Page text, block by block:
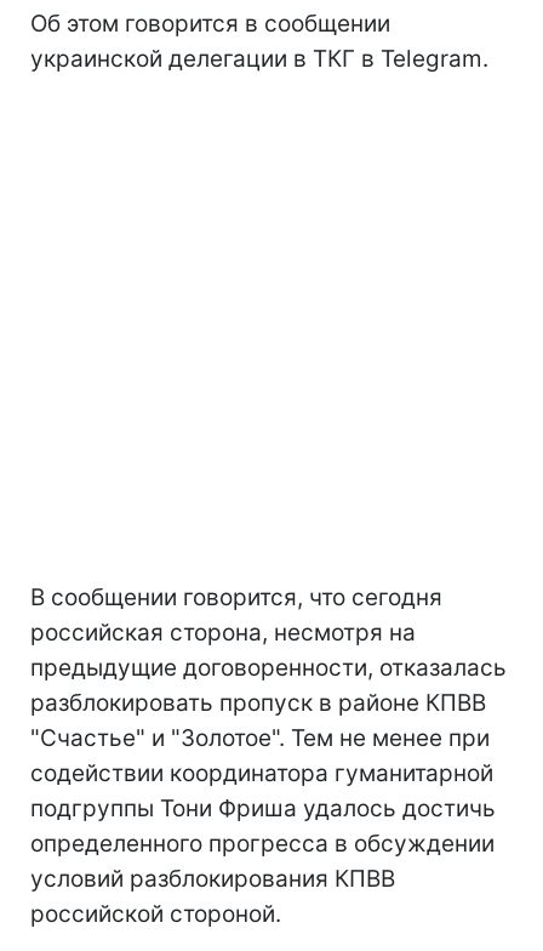
Об этом говорится в сообщении
украинской делегации в ТКГ в Telegram.
В сообщении говорится, что сегодня
российская сторона, несмотря на
предыдущие договоренности, отказалась
разблокировать пропуск в районе КПВВ
"Счастье" и "Золотое". Тем не менее при
содействии координатора гуманитарной
подгруппы Тони Фриша удалось достичь
определенного прогресса в обсуждении
условий разблокирования КПВВ
российской стороной.